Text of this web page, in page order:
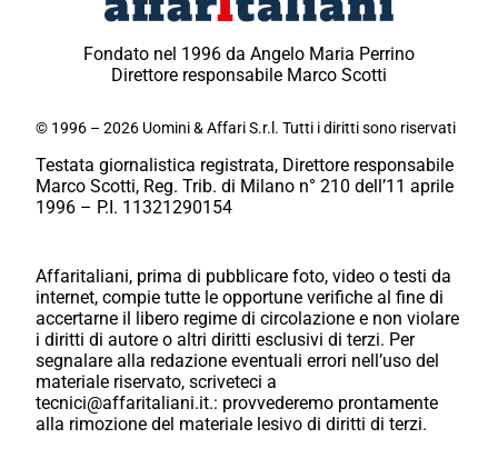
Fondato nel 1996 da Angelo Maria Perrino
Direttore responsabile Marco Scotti
© 1996 – 2026 Uomini & Affari S.r.l. Tutti i diritti sono riservati
Testata giornalistica registrata, Direttore responsabile
Marco Scotti, Reg. Trib. di Milano n° 210 dell’11 aprile
1996 – P.I. 11321290154
Affaritaliani, prima di pubblicare foto, video o testi da
internet, compie tutte le opportune verifiche al fine di
accertarne il libero regime di circolazione e non violare
i diritti di autore o altri diritti esclusivi di terzi. Per
segnalare alla redazione eventuali errori nell’uso del
materiale riservato, scriveteci a
tecnici@affaritaliani.it.: provvederemo prontamente
alla rimozione del materiale lesivo di diritti di terzi.